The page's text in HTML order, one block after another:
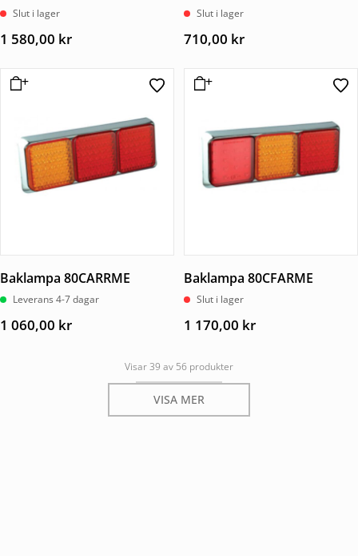
Slut i lager
1 580,00 kr
Slut i lager
710,00 kr
Baklampa 80CARRME
Leverans 4-7 dagar
1 060,00 kr
Baklampa 80CFARME
Slut i lager
1 170,00 kr
Visar 39 av 56 produkter
VISA MER